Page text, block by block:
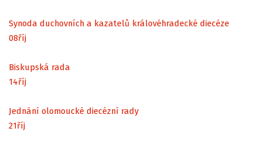
Synoda duchovních a kazatelů královéhradecké diecéze
08říj
Biskupská rada
14říj
Jednání olomoucké diecézní rady
21říj